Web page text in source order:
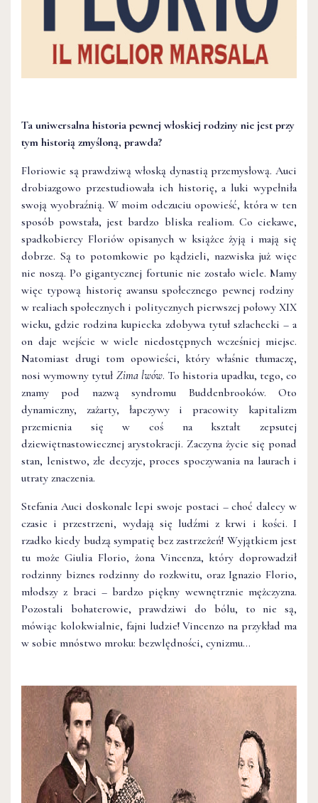
Ta uniwersalna historia pewnej włoskiej rodziny nie jest przy
tym historią zmyśloną, prawda?
Floriowie są prawdziwą włoską dynastią przemysłową. Auci
drobiazgowo przestudiowała ich historię, a luki wypełniła
swoją wyobraźnią. W moim odczuciu opowieść, która w ten
sposób powstała, jest bardzo bliska realiom. Co ciekawe,
spadkobiercy Floriów opisanych w książce żyją i mają się
dobrze. Są to potomkowie po kądzieli, nazwiska już więc
nie noszą. Po gigantycznej fortunie nie zostało wiele. Mamy
więc typową historię awansu społecznego pewnej rodziny
w realiach społecznych i politycznych pierwszej połowy XIX
wieku, gdzie rodzina kupiecka zdobywa tytuł szlachecki – a
on daje wejście w wiele niedostępnych wcześniej miejsc.
Natomiast drugi tom opowieści, który właśnie tłumaczę,
nosi wymowny tytuł Zima lwów. To historia upadku, tego, co
znamy pod nazwą syndromu Buddenbrooków. Oto
dynamiczny, zażarty, łapczywy i pracowity kapitalizm
przemienia się w coś na kształt zepsutej
dziewiętnastowiecznej arystokracji. Zaczyna życie się ponad
stan, lenistwo, złe decyzje, proces spoczywania na laurach i
utraty znaczenia.
Stefania Auci doskonale lepi swoje postaci – choć dalecy w
czasie i przestrzeni, wydają się ludźmi z krwi i kości. I
rzadko kiedy budzą sympatię bez zastrzeżeń! Wyjątkiem jest
tu może Giulia Florio, żona Vincenza, który doprowadził
rodzinny biznes rodzinny do rozkwitu, oraz Ignazio Florio,
młodszy z braci – bardzo piękny wewnętrznie mężczyzna.
Pozostali bohaterowie, prawdziwi do bólu, to nie są,
mówiąc kolokwialnie, fajni ludzie! Vincenzo na przykład ma
w sobie mnóstwo mroku: bezwlędności, cynizmu…